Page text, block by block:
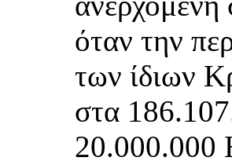
όταν την
των ίδιων
στα
20.000.000